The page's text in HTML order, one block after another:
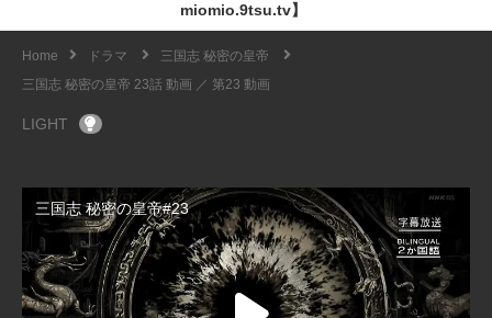
miomio.9tsu.tv】
Home ドラマ
三国志 秘密の皇帝
三国志 秘密の皇帝 23話 動画 ／ 第23 動画
LIGHT